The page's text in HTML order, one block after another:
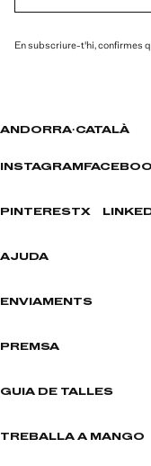
En subscriure-t'hi, confirmes
ANDORRA·CATALÀ
INSTAGRAM
PINTERESTX
AJUDA
ENVIAMENTS
PREMSA
GUIA DE TALLES
TREBALLA A MANGO